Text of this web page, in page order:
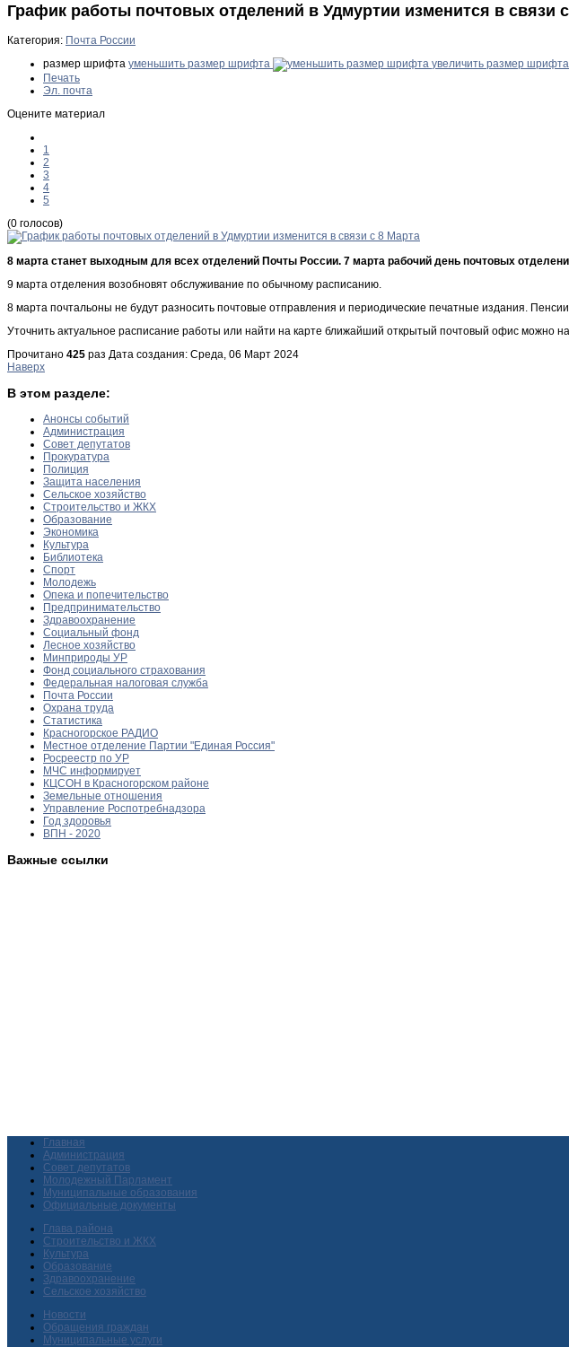
График работы почтовых отделений в Удмуртии изменится в связи
Категория: Почта России
размер шрифта уменьшить размер шрифта
увеличить размер шрифта
Печать
Эл. почта
Оцените материал
1
2
3
4
5
(0 голосов)
8 марта станет выходным для всех отделений Почты России. 7 марта рабочий день почтовых
9 марта отделения возобновят обслуживание по обычному расписанию.
8 марта почтальоны не будут разносить почтовые отправления и периодические печатные издания.
Уточнить актуальное расписание работы или найти на карте ближайший открытый почтовый офис можно
Прочитано 425 раз Дата создания: Среда, 06 Март 2024
Наверх
В этом разделе:
Анонсы событий
Администрация
Совет депутатов
Прокуратура
Полиция
Защита населения
Сельское хозяйство
Строительство и ЖКХ
Образование
Экономика
Культура
Библиотека
Спорт
Молодежь
Опека и попечительство
Предпринимательство
Здравоохранение
Социальный фонд
Лесное хозяйство
Минприроды УР
Фонд социального страхования
Федеральная налоговая служба
Почта России
Охрана труда
Статистика
Красногорское РАДИО
Местное отделение Партии "Единая Россия"
Росреестр по УР
МЧС информирует
КЦСОН в Красногорском районе
Земельные отношения
Управление Роспотребнадзора
Год здоровья
ВПН - 2020
Важные ссылки
Главная
Администрация
Совет депутатов
Молодежный Парламент
Муниципальные образования
Официальные документы
Глава района
Строительство и ЖКХ
Культура
Образование
Здравоохранение
Сельское хозяйство
Новости
Обращения граждан
Муниципальные услуги